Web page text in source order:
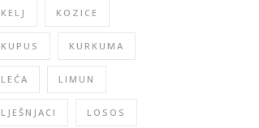
KELJ KOZICE
KUPUS KURKUMA
LEĆA LIMUN
LJEŠNJACI LOSOS